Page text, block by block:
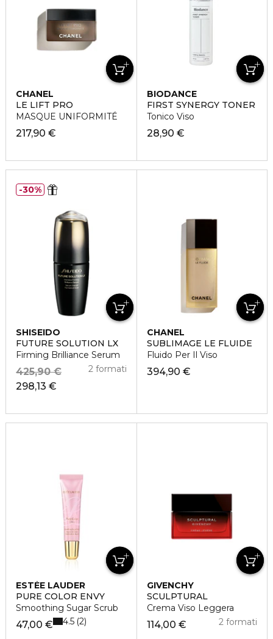
CHANEL
LE LIFT PRO
MASQUE UNIFORMITÉ
217,90 €
BIODANCE
FIRST SYNERGY TONER
Tonico Viso
28,90 €
SHISEIDO
FUTURE SOLUTION LX
Firming Brilliance Serum
298,13 €
425,90 € 2 formati
30%
CHANEL
SUBLIMAGE LE FLUIDE
Fluido Per Il Viso
394,90 €
ESTÉE LAUDER
PURE COLOR ENVY
Smoothing Sugar Scrub
47,00 € 4.5 2
GIVENCHY
SCULPTURAL
Crema Viso Leggera
114,00 € 2 formati